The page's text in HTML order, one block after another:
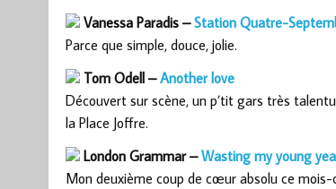
Vanessa Paradis –Station Quatre-
Parce que simple, douce, jolie.
Tom Odell –Another love
Découvert sur scène, un p’tit gars très
la Place Joffre.
London Grammar –Wasting my young
Mon deuxième coup de cœur absolu ce mois-